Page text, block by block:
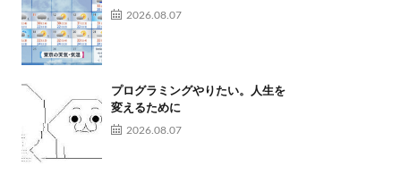
2026.08.07
プログラミングやりたい。人生を
変えるために
2026.08.07